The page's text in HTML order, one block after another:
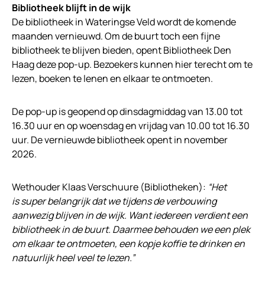
Bibliotheek blijft in de wijk
De bibliotheek in Wateringse Veld wordt de komende
maanden vernieuwd. Om de buurt toch een fijne
bibliotheek te blijven bieden, opent Bibliotheek Den
Haag deze pop-up. Bezoekers kunnen hier terecht om te
lezen, boeken te lenen en elkaar te ontmoeten.
De pop-up is geopend op dinsdagmiddag van 13.00 tot
16.30 uur en op woensdag en vrijdag van 10.00 tot 16.30
uur. De vernieuwde bibliotheek opent in november
2026.
Wethouder Klaas Verschuure (Bibliotheken): “Het
is super belangrijk dat we tijdens de verbouwing
aanwezig blijven in de wijk. Want iedereen verdient een
bibliotheek in de buurt. Daarmee behouden we een plek
om elkaar te ontmoeten, een kopje koffie te drinken en
natuurlijk heel veel te lezen.”